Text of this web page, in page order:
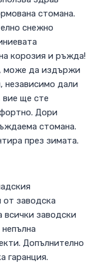
стомана.
снежно
корозия и ръжда!
може да издържи
независимо дали
вие ще сте
Дори
стомана.
през зимата.
от заводска
всички заводски
Допълнително
гаранция.